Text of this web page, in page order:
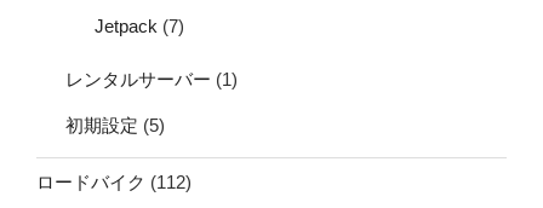
Jetpack (7)
レンタルサーバー (1)
初期設定 (5)
ロードバイク (112)